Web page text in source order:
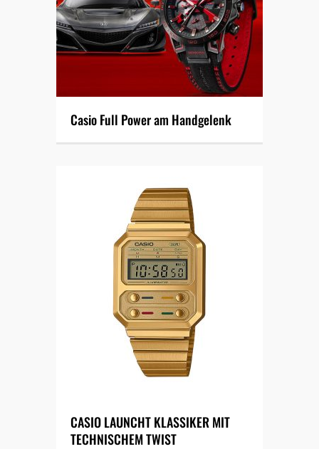
Casio Full Power am Handgelenk
CASIO LAUNCHT KLASSIKER MIT
TECHNISCHEM TWIST